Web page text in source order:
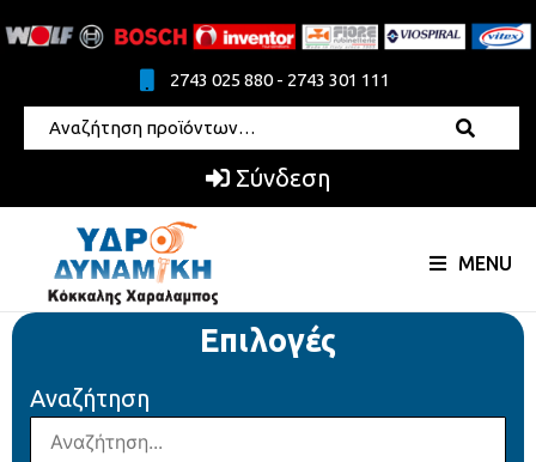
2743 025 880 - 2743 301 111
Σύνδεση
MENU
Επιλογές
Αναζήτηση